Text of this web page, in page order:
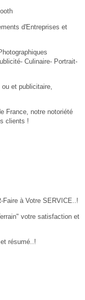
d'Entreprises et
Culinaire- Portrait-
et publicitaire,
France, notre notoriété
clients !
à Votre SERVICE..!
votre satisfaction et
résumé..!